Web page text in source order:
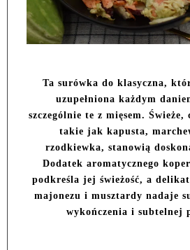
Ta surówka do klasyczna,
uzupełniona każdym
szczególnie te z mięsem.
takie jak kapusta,
rzodkiewka, stanowią
Dodatek aromatycznego
podkreśla jej świeżość, a
majonezu i musztardy nadaje
wykończenia i subtelnej